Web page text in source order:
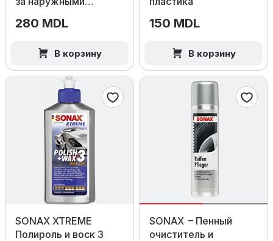
поверхностями, 250
280 MDL
В корзину
150 MDL
В корзину
SONAX XTREME
Полироль и воск 3
SONAX – Пенный
очиститель и